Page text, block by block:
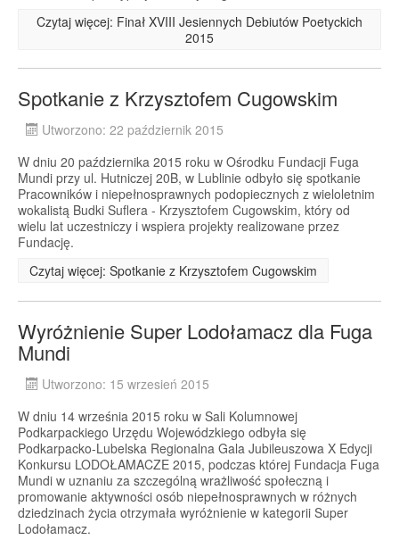
Czytaj więcej: Finał XVIII Jesiennych Debiutów Poetyckich
2015
Spotkanie z Krzysztofem Cugowskim
Utworzono: 22 październik 2015
W dniu 20 października 2015 roku w Ośrodku Fundacji Fuga
Mundi przy ul. Hutniczej 20B, w Lublinie odbyło się spotkanie
Pracowników i niepełnosprawnych podopiecznych z wieloletnim
wokalistą Budki Suflera - Krzysztofem Cugowskim, który od
wielu lat uczestniczy i wspiera projekty realizowane przez
Fundację.
Czytaj więcej: Spotkanie z Krzysztofem Cugowskim
Wyróżnienie Super Lodołamacz dla Fuga
Mundi
Utworzono: 15 wrzesień 2015
W dniu 14 września 2015 roku w Sali Kolumnowej
Podkarpackiego Urzędu Wojewódzkiego odbyła się
Podkarpacko-Lubelska Regionalna Gala Jubileuszowa X Edycji
Konkursu LODOŁAMACZE 2015, podczas której Fundacja Fuga
Mundi w uznaniu za szczególną wrażliwość społeczną i
promowanie aktywności osób niepełnosprawnych w różnych
dziedzinach życia otrzymała wyróżnienie w kategorii Super
Lodołamacz.